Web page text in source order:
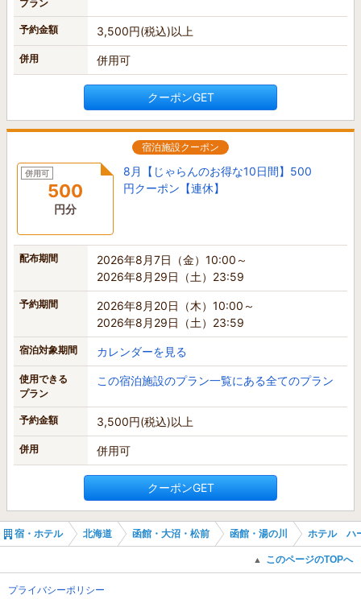
プラン
予約金額 3,500円(税込)以上
併用 併用可
クーポンGET
宿泊施設クーポン
併用可
500
円分
8月【じゃらんのお得な10日間】500
円クーポン【連休】
配布期間
2026年8月7日（金）10:00～
2026年8月29日（土）23:59
予約期間
2026年8月20日（木）10:00～
2026年8月29日（土）23:59
宿泊対象期間 カレンダーを見る
使用できる
プラン
この宿泊施設のプラン一覧にある全てのプラン
予約金額 3,500円(税込)以上
併用 併用可
クーポンGET
宿・ホテル 北海道 函館・大沼・松前 函館・湯の川 ホテル ハ
▲ このページのTOPへ
プライバシーポリシー